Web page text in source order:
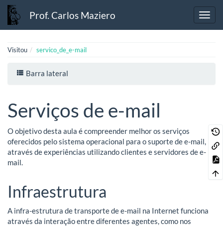
Prof. Carlos Maziero
Visitou servico_de_e-mail
Barra lateral
Serviços de e-mail
O objetivo desta aula é compreender melhor os serviços
oferecidos pelo sistema operacional para o suporte de e-mail,
através de experiências utilizando clientes e servidores de e-
mail.
Infraestrutura
A infra-estrutura de transporte de e-mail na Internet funciona
através da interação entre diferentes agentes, como nos